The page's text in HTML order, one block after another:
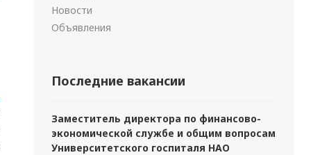
Новости
Объявления
Последние вакансии
Заместитель директора по финансово-
экономической службе и общим вопросам
Университетского госпиталя НАО